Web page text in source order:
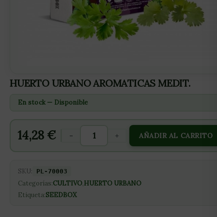
HUERTO URBANO AROMATICAS MEDIT.
En stock — Disponible
14,28 € - + AÑADIR AL CARRITO
SKU: PL-70003
Categorías:CULTIVO,HUERTO URBANO
Etiqueta:SEEDBOX